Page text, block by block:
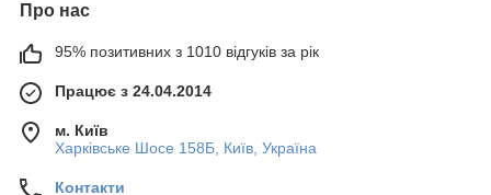
Про нас
95% позитивних з 1010 відгуків за рік
Працює з 24.04.2014
м. Київ
Харківське Шосе 158Б, Київ, Україна
Контакти